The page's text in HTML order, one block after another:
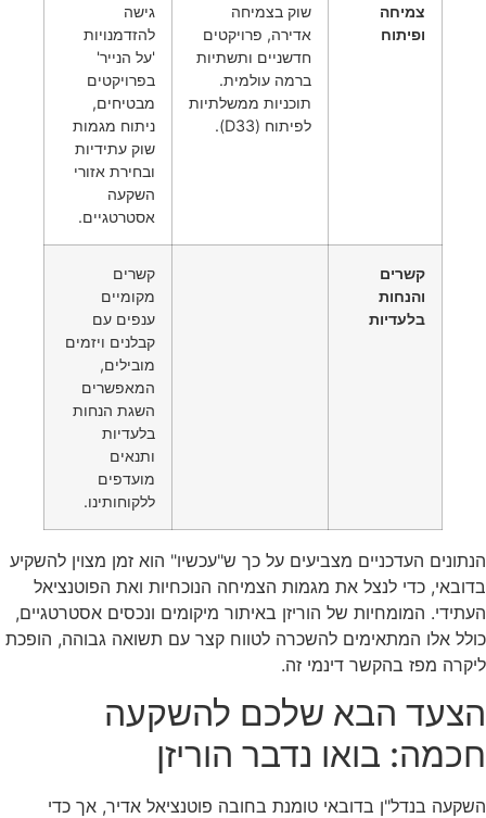
צמיחה
ופיתוח
שוק בצמיחה
אדירה, פרויקטים
חדשניים ותשתיות
ברמה עולמית.
תוכניות ממשלתיות
לפיתוח (D33).
גישה
להזדמנויות
'על הנייר'
בפרויקטים
מבטיחים,
ניתוח מגמות
שוק עתידיות
ובחירת אזורי
השקעה
אסטרטגיים.
קשרים
והנחות
בלעדיות
קשרים
מקומיים
ענפים עם
קבלנים ויזמים
מובילים,
המאפשרים
השגת הנחות
בלעדיות
ותנאים
מועדפים
ללקוחותינו.
הנתונים העדכניים מצביעים על כך ש"עכשיו" הוא זמן מצוין להשקיע
בדובאי, כדי לנצל את מגמות הצמיחה הנוכחיות ואת הפוטנציאל
העתידי. המומחיות של הוריזן באיתור מיקומים ונכסים אסטרטגיים,
כולל אלו המתאימים להשכרה לטווח קצר עם תשואה גבוהה, הופכת
ליקרה מפז בהקשר דינמי זה.
הצעד הבא שלכם להשקעה
חכמה: בואו נדבר הוריזן
השקעה בנדל"ן בדובאי טומנת בחובה פוטנציאל אדיר, אך כדי